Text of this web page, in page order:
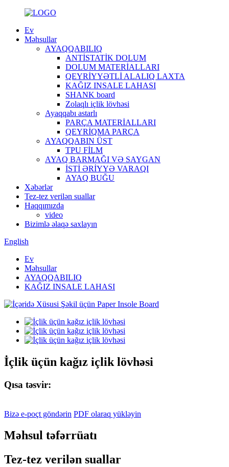
Ev
Məhsullar
AYAQQABILIQ
ANTİSTATİK DOLUM
DOLUM MATERİALLARI
QEYRİYYƏTLİ ALALIQ LAXTA
KAĞIZ INSALE LAHASI
SHANK board
Zolaqlı içlik lövhəsi
Ayaqqabı astarlı
PARÇA MATERİALLARI
QEYRİQMA PARÇA
AYAQQABIN ÜST
TPU FİLM
AYAQ BARMAĞI VƏ SAYGAN
İSTİ ƏRİYYƏ VARAQI
AYAQ BUĞU
Xəbərlər
Tez-tez verilən suallar
Haqqımızda
video
Bizimlə əlaqə saxlayın
English
Ev
Məhsullar
AYAQQABILIQ
KAĞIZ INSALE LAHASI
İçlik üçün kağız içlik lövhəsi
Qısa təsvir:
Bizə e-poçt göndərin PDF olaraq yükləyin
Məhsul təfərrüatı
Tez-tez verilən suallar